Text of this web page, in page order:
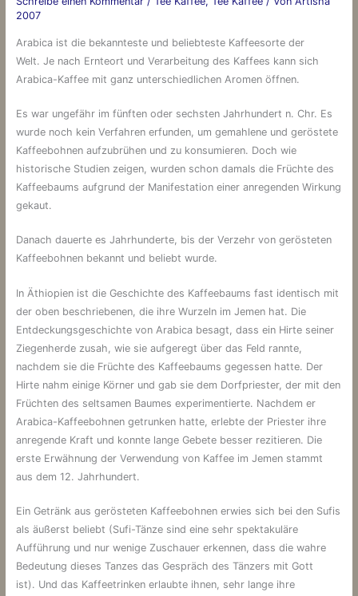
2007
Arabica ist die bekannteste und beliebteste Kaffeesorte der
Welt. Je nach Ernteort und Verarbeitung des Kaffees kann sich
Arabica-Kaffee mit ganz unterschiedlichen Aromen öffnen.
Es war ungefähr im fünften oder sechsten Jahrhundert n. Chr. Es
wurde noch kein Verfahren erfunden, um gemahlene und geröstete
Kaffeebohnen aufzubrühen und zu konsumieren. Doch wie
historische Studien zeigen, wurden schon damals die Früchte des
Kaffeebaums aufgrund der Manifestation einer anregenden Wirkung
gekaut.
Danach dauerte es Jahrhunderte, bis der Verzehr von gerösteten
Kaffeebohnen bekannt und beliebt wurde.
In Äthiopien ist die Geschichte des Kaffeebaums fast identisch mit
der oben beschriebenen, die ihre Wurzeln im Jemen hat. Die
Entdeckungsgeschichte von Arabica besagt, dass ein Hirte seiner
Ziegenherde zusah, wie sie aufgeregt über das Feld rannte,
nachdem sie die Früchte des Kaffeebaums gegessen hatte. Der
Hirte nahm einige Körner und gab sie dem Dorfpriester, der mit den
Früchten des seltsamen Baumes experimentierte. Nachdem er
Arabica-Kaffeebohnen getrunken hatte, erlebte der Priester ihre
anregende Kraft und konnte lange Gebete besser rezitieren. Die
erste Erwähnung der Verwendung von Kaffee im Jemen stammt
aus dem 12. Jahrhundert.
Ein Getränk aus gerösteten Kaffeebohnen erwies sich bei den Sufis
als äußerst beliebt (Sufi-Tänze sind eine sehr spektakuläre
Aufführung und nur wenige Zuschauer erkennen, dass die wahre
Bedeutung dieses Tanzes das Gespräch des Tänzers mit Gott
ist). Und das Kaffeetrinken erlaubte ihnen, sehr lange ihre